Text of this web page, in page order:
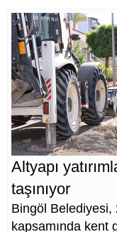
Altyapı
taşınıyor
Bingöl Belediyesi,
kapsamında kent